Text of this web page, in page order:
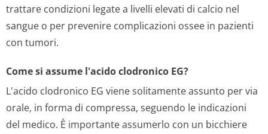
trattare condizioni legate a livelli elevati di calcio nel
sangue o per prevenire complicazioni ossee in pazienti
con tumori.
Come si assume l'acido clodronico EG?
L'acido clodronico EG viene solitamente assunto per via
orale, in forma di compressa, seguendo le indicazioni
del medico. È importante assumerlo con un bicchiere